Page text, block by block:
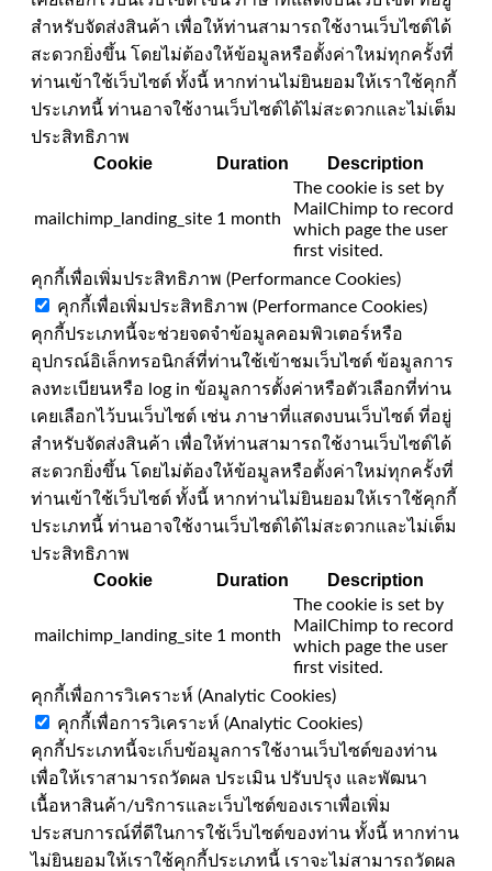
สำหรับจัดส่งสินค้า เพื่อให้ท่านสามารถใช้งานเว็บไซต์ได้
สะดวกยิ่งขึ้น โดยไม่ต้องให้ข้อมูลหรือตั้งค่าใหม่ทุกครั้งที่
ท่านเข้าใช้เว็บไซต์ ทั้งนี้ หากท่านไม่ยินยอมให้เราใช้คุกกี้
ประเภทนี้ ท่านอาจใช้งานเว็บไซต์ได้ไม่สะดวกและไม่เต็ม
ประสิทธิภาพ
Cookie Duration Description
mailchimp_landing_site 1 month
The cookie is set by
MailChimp to record
which page the user
first visited.
คุกกี้เพื่อเพิ่มประสิทธิภาพ (Performance Cookies)
คุกกี้เพื่อเพิ่มประสิทธิภาพ (Performance Cookies)
คุกกี้ประเภทนี้จะช่วยจดจำข้อมูลคอมพิวเตอร์หรือ
อุปกรณ์อิเล็กทรอนิกส์ที่ท่านใช้เข้าชมเว็บไซต์ ข้อมูลการ
ลงทะเบียนหรือ log in ข้อมูลการตั้งค่าหรือตัวเลือกที่ท่าน
เคยเลือกไว้บนเว็บไซต์ เช่น ภาษาที่แสดงบนเว็บไซต์ ที่อยู่
สำหรับจัดส่งสินค้า เพื่อให้ท่านสามารถใช้งานเว็บไซต์ได้
สะดวกยิ่งขึ้น โดยไม่ต้องให้ข้อมูลหรือตั้งค่าใหม่ทุกครั้งที่
ท่านเข้าใช้เว็บไซต์ ทั้งนี้ หากท่านไม่ยินยอมให้เราใช้คุกกี้
ประเภทนี้ ท่านอาจใช้งานเว็บไซต์ได้ไม่สะดวกและไม่เต็ม
ประสิทธิภาพ
Cookie Duration Description
mailchimp_landing_site 1 month
The cookie is set by
MailChimp to record
which page the user
first visited.
คุกกี้เพื่อการวิเคราะห์ (Analytic Cookies)
คุกกี้เพื่อการวิเคราะห์ (Analytic Cookies)
คุกกี้ประเภทนี้จะเก็บข้อมูลการใช้งานเว็บไซต์ของท่าน
เพื่อให้เราสามารถวัดผล ประเมิน ปรับปรุง และพัฒนา
เนื้อหาสินค้า/บริการและเว็บไซต์ของเราเพื่อเพิ่ม
ประสบการณ์ที่ดีในการใช้เว็บไซต์ของท่าน ทั้งนี้ หากท่าน
ไม่ยินยอมให้เราใช้คุกกี้ประเภทนี้ เราจะไม่สามารถวัดผล